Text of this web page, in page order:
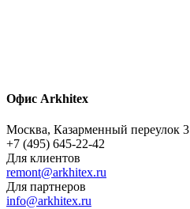
Офис Arkhitex
Москва, Казарменный переулок 3
+7 (495) 645-22-42
Для клиентов
remont@arkhitex.ru
Для партнеров
info@arkhitex.ru